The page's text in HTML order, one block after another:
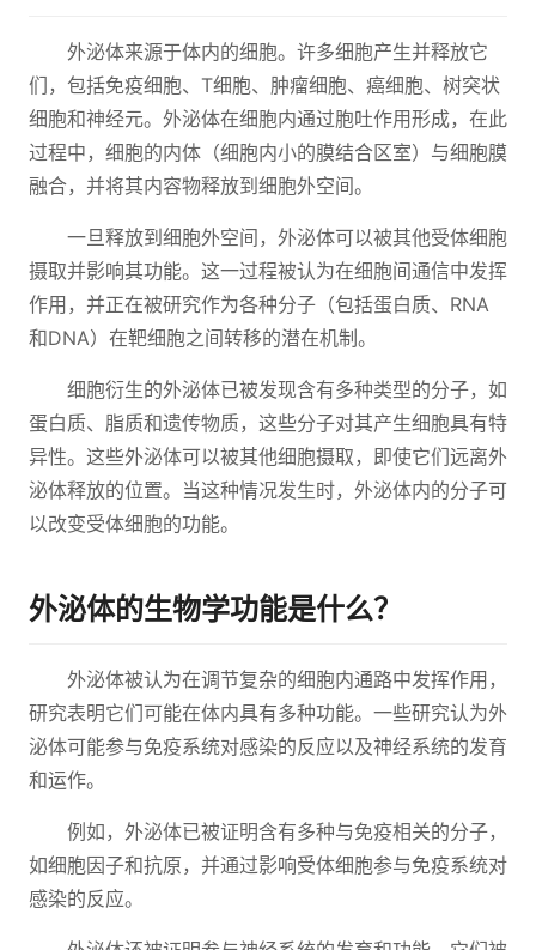
外泌体来源于体内的细胞。许多细胞产生并释放它
们，包括免疫细胞、T细胞、肿瘤细胞、癌细胞、树突状
细胞和神经元。外泌体在细胞内通过胞吐作用形成，在此
过程中，细胞的内体（细胞内小的膜结合区室）与细胞膜
融合，并将其内容物释放到细胞外空间。
一旦释放到细胞外空间，外泌体可以被其他受体细胞
摄取并影响其功能。这一过程被认为在细胞间通信中发挥
作用，并正在被研究作为各种分子（包括蛋白质、RNA
和DNA）在靶细胞之间转移的潜在机制。
细胞衍生的外泌体已被发现含有多种类型的分子，如
蛋白质、脂质和遗传物质，这些分子对其产生细胞具有特
异性。这些外泌体可以被其他细胞摄取，即使它们远离外
泌体释放的位置。当这种情况发生时，外泌体内的分子可
以改变受体细胞的功能。
外泌体的生物学功能是什么？
外泌体被认为在调节复杂的细胞内通路中发挥作用，
研究表明它们可能在体内具有多种功能。一些研究认为外
泌体可能参与免疫系统对感染的反应以及神经系统的发育
和运作。
例如，外泌体已被证明含有多种与免疫相关的分子，
如细胞因子和抗原，并通过影响受体细胞参与免疫系统对
感染的反应。